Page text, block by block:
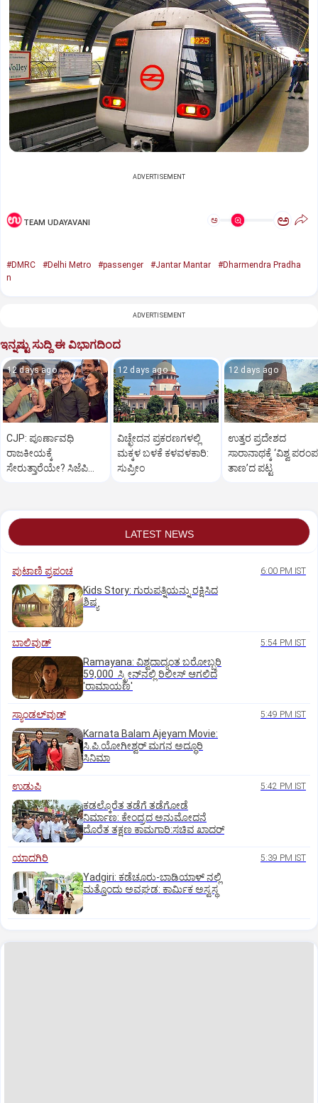
ADVERTISEMENT
TEAM UDAYAVANI ಅ ಅ
#DMRC #Delhi Metro #passenger #Jantar Mantar
#Dharmendra Pradha
n
ADVERTISEMENT
ಇನ್ನಷ್ಟು ಸುದ್ದಿ ಈ ವಿಭಾಗದಿಂದ
12 days ago
CJP: ಪೂರ್ಣಾವಧಿ
ರಾಜಕೀಯಕ್ಕೆ
ಸೇರುತ್ತಾರೆಯೇ? ಸಿಜೆಪಿ
12 days ago
ವಿಚ್ಛೇದನ ಪ್ರಕರಣಗಳಲ್ಲಿ
ಮಕ್ಕಳ ಬಳಕೆ ಕಳವಳಕಾರಿ:
ಸುಪ್ರೀಂ
12 days ago
ಉತ್ತರ ಪ್ರದೇಶದ
ಸಾರಾನಾಥಕ್ಕೆ ‘ವಿಶ್ವ
ತಾಣ’ದ ಪಟ್ಟ
LATEST NEWS
ಪುಟಾಣಿ ಪ್ರಪಂಚ 6:00 PM IST
Kids Story: ಗುರುಪತ್ನಿಯನ್ನು ರಕ್ಷಿಸಿದ
ಶಿಷ್ಯ
ಬಾಲಿವುಡ್‌ 5:54 PM IST
Ramayana: ವಿಶ್ವದಾದ್ಯಂತ ಬರೋಬ್ಬರಿ
59,000 ಸ್ಕ್ರೀನ್‌ನಲ್ಲಿ ರಿಲೀಸ್‌ ಆಗಲಿದೆ
'ರಾಮಾಯಣ'
ಸ್ಯಾಂಡಲ್‌ವುಡ್‌ 5:49 PM IST
Karnata Balam Ajeyam Movie:
ಸಿ.ಪಿ.ಯೋಗೀಶ್ವರ್‌ ಮಗನ ಅದ್ಧೂರಿ
ಸಿನಿಮಾ
ಉಡುಪಿ 5:42 PM IST
ಕಡಲ್ಕೊರೆತ ತಡೆಗೆ ತಡೆಗೋಡೆ
ನಿರ್ಮಾಣ: ಕೇಂದ್ರದ ಅನುಮೋದನೆ
ದೊರೆತ ತಕ್ಷಣ ಕಾಮಗಾರಿ:ಸಚಿವ ಖಾದರ್
ಯಾದಗಿರಿ 5:39 PM IST
Yadgiri: ಕಡೆಚೂರು-ಬಾಡಿಯಾಳ್ ನಲ್ಲಿ
ಮತ್ತೊಂದು ಅವಘಡ: ಕಾರ್ಮಿಕ ಅಸ್ವಸ್ಥ